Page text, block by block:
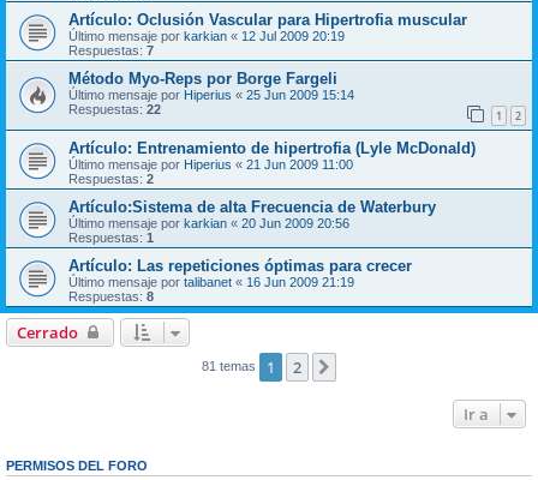
Artículo: Oclusión Vascular para Hipertrofia muscular
Último mensaje por karkian « 12 Jul 2009 20:19
Respuestas: 7
Método Myo-Reps por Borge Fargeli
Último mensaje por Hiperius « 25 Jun 2009 15:14
Respuestas: 22 1 2
Artículo: Entrenamiento de hipertrofia (Lyle McDonald)
Último mensaje por Hiperius « 21 Jun 2009 11:00
Respuestas: 2
Artículo:Sistema de alta Frecuencia de Waterbury
Último mensaje por karkian « 20 Jun 2009 20:56
Respuestas: 1
Artículo: Las repeticiones óptimas para crecer
Último mensaje por talibanet « 16 Jun 2009 21:19
Respuestas: 8
Cerrado
81 temas 1 2
Ir a
PERMISOS DEL FORO